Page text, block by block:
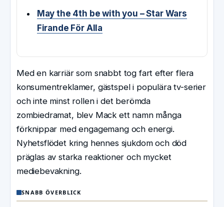
May the 4th be with you – Star Wars
Firande För Alla
Med en karriär som snabbt tog fart efter flera
konsumentreklamer, gästspel i populära tv-serier
och inte minst rollen i det berömda
zombiedramat, blev Mack ett namn många
förknippar med engagemang och energi.
Nyhetsflödet kring hennes sjukdom och död
präglas av starka reaktioner och mycket
mediebevakning.
SNABB ÖVERBLICK